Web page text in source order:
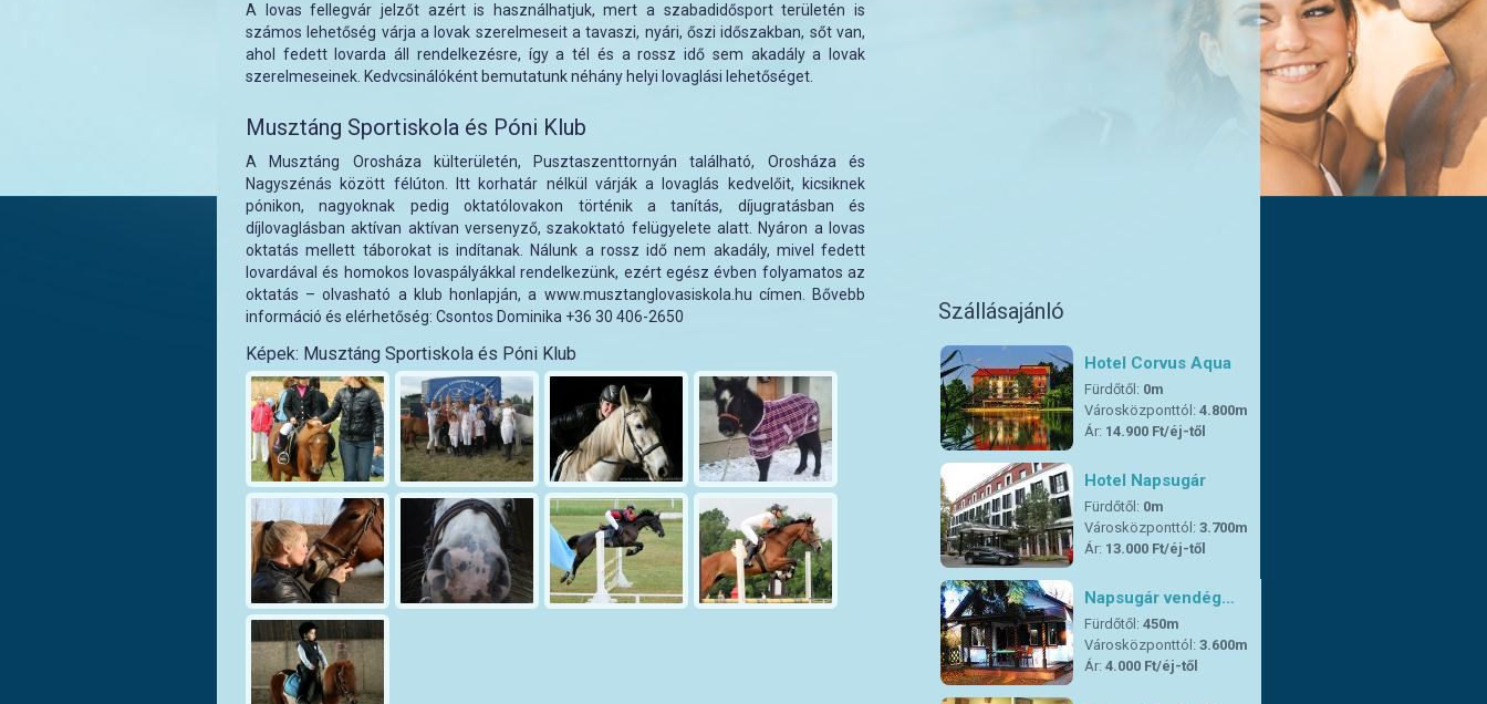
A lovas fellegvár jelzőt azért is használhatjuk, mert a szabadidősport területén is
számos lehetőség várja a lovak szerelmeseit a tavaszi, nyári, őszi időszakban, sőt van,
ahol fedett lovarda áll rendelkezésre, így a tél és a rossz idő sem akadály a lovak
szerelmeseinek. Kedvcsinálóként bemutatunk néhány helyi lovaglási lehetőséget.
Musztáng Sportiskola és Póni Klub
A Musztáng Orosháza külterületén, Pusztaszenttornyán található, Orosháza és
Nagyszénás között félúton. Itt korhatár nélkül várják a lovaglás kedvelőit, kicsiknek
pónikon, nagyoknak pedig oktatólovakon történik a tanítás, díjugratásban és
díjlovaglásban aktívan aktívan versenyző, szakoktató felügyelete alatt. Nyáron a lovas
oktatás mellett táborokat is indítanak. Nálunk a rossz idő nem akadály, mivel fedett
lovardával és homokos lovaspályákkal rendelkezünk, ezért egész évben folyamatos az
oktatás – olvasható a klub honlapján, a www.musztanglovasiskola.hu címen. Bővebb
információ és elérhetőség: Csontos Dominika +36 30 406-2650
Képek: Musztáng Sportiskola és Póni Klub
Szállásajánló
Hotel Corvus Aqua
Fürdőtől: 0m
Városközponttól: 4.800m
Ár: 14.900 Ft/éj-től
Hotel Napsugár
Fürdőtől: 0m
Városközponttól: 3.700m
Ár: 13.000 Ft/éj-től
Napsugár vendég…
Fürdőtől: 450m
Városközponttól: 3.600m
Ár: 4.000 Ft/éj-től